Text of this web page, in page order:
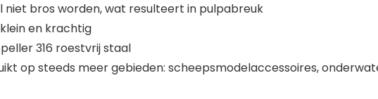
niet bros worden, wat resulteert in pulpabreuk
en krachtig
316 roestvrij staal
op steeds meer gebieden: scheepsmodelaccessoires,